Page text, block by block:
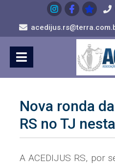
Content
Nova ronda
RS no TJ
A ACEDIJUS RS, por